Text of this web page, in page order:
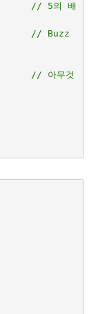
// 5의 배
// Buzz
// 아무것